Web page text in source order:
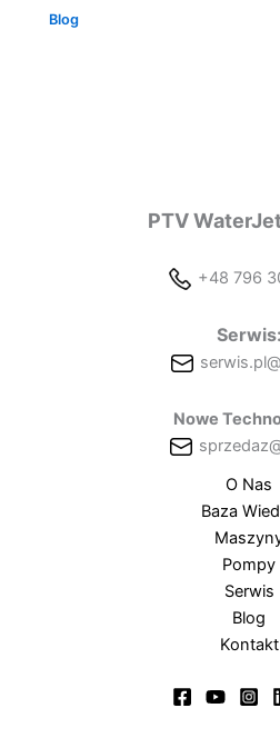
Blog
PTV
+48 796
Serwis:
Nowe
O Nas
Baza
Pompy
Serwis
Blog
Kontakt